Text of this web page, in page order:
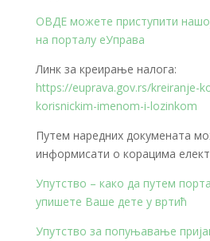
ОВДЕ можете приступити
на порталу еУправа
Линк за креирање налога:
https://euprava.gov.rs/kreiranje-
korisnickim-imenom-i-lozinkom
Путем наредних докумената
информисати о корацима
Упутство – како да путем
упишете Ваше дете у вртић
Упутство за попуњавање